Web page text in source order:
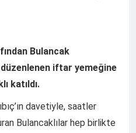
Bulancak
iftar yemeğine
katıldı.
davetiyle, saatler
Bulancaklılar hep birlikte